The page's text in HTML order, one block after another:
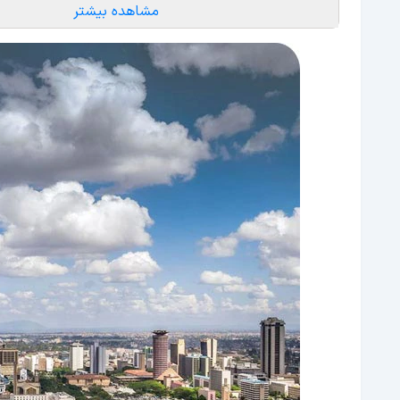
غذاهای کنیا را از دست ندهید
بهترین رستوران های کنیا برای چشیدن غذاهای
بهترین هتل های کنیا را بشناسید
جشنواره های کنیا؛ فرصتی برای تجربه سفری ایده آل
مشاهده بیشتر